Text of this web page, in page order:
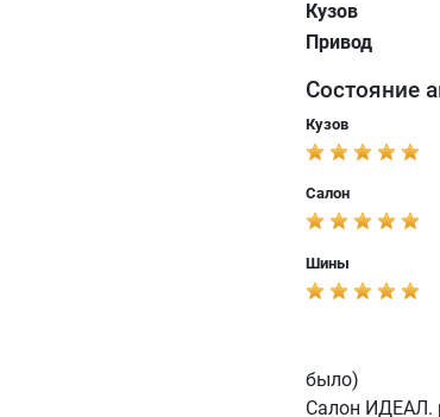
Кузов
Привод
Состояние
Кузов
Салон
Шины
было)
Салон ИДЕАЛ.